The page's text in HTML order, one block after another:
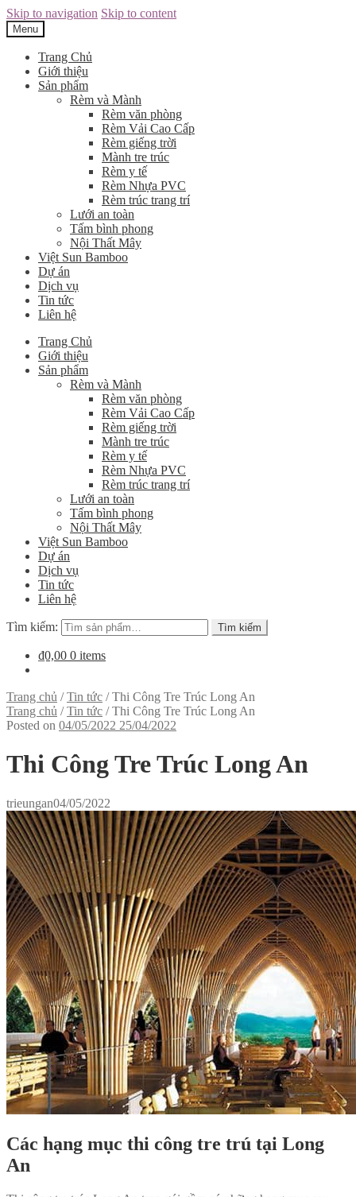
Skip to navigation Skip to content
Menu
Trang Chủ
Giới thiệu
Sản phẩm
Rèm và Mành
Rèm văn phòng
Rèm Vải Cao Cấp
Rèm giếng trời
Mành tre trúc
Rèm y tế
Rèm Nhựa PVC
Rèm trúc trang trí
Lưới an toàn
Tấm bình phong
Nội Thất Mây
Việt Sun Bamboo
Dự án
Dịch vụ
Tin tức
Liên hệ
Trang Chủ
Giới thiệu
Sản phẩm
Rèm và Mành
Rèm văn phòng
Rèm Vải Cao Cấp
Rèm giếng trời
Mành tre trúc
Rèm y tế
Rèm Nhựa PVC
Rèm trúc trang trí
Lưới an toàn
Tấm bình phong
Nội Thất Mây
Việt Sun Bamboo
Dự án
Dịch vụ
Tin tức
Liên hệ
Tìm kiếm: Tìm kiếm
₫0,00 0 items
Trang chủ /Tin tức /Thi Công Tre Trúc Long An
Trang chủ /Tin tức /Thi Công Tre Trúc Long An
Posted on 04/05/2022 25/04/2022
Thi Công Tre Trúc Long An
trieungan04/05/2022
Các hạng mục thi công tre trú tại Long
An